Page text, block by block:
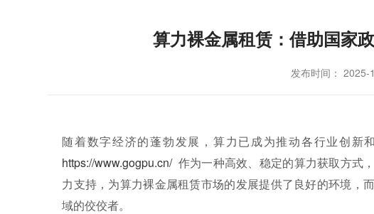
算力裸金属租赁：借助国家
发布时间： 2025-
随着数字经济的蓬勃发展，算力已成为推动各行业创新
https://www.gogpu.cn/作为一种高效、稳定的算力获取方式
力支持，为算力裸金属租赁市场的发展提供了良好的环境，
域的佼佼者。